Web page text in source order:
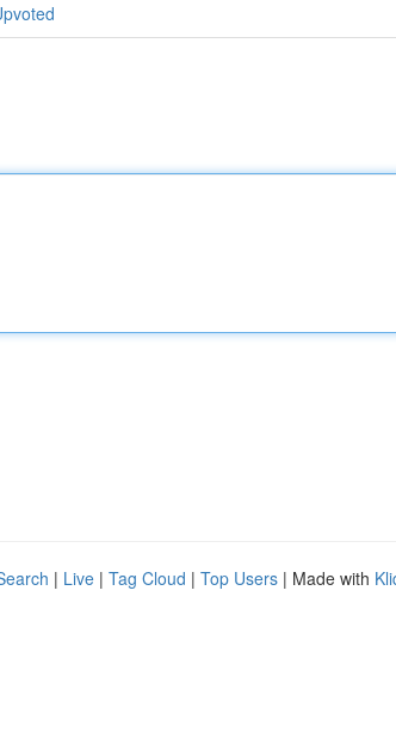
| Live | Tag Cloud | Top Users | Made with